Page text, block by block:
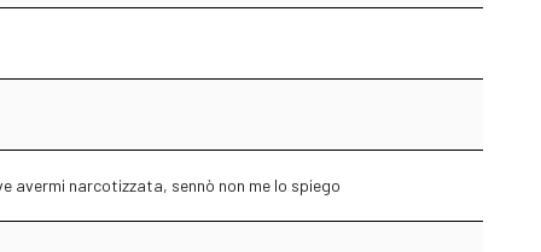
avermi narcotizzata, sennò non me lo spiego